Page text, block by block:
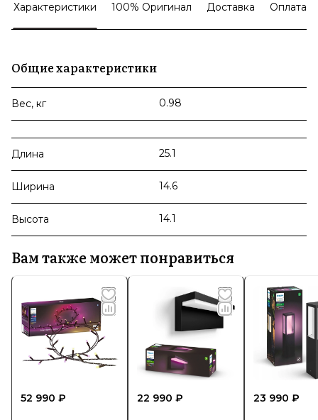
Характеристики 100% Оригинал Доставка Оплата
Общие характеристики
Вес, кг 0.98
Длина 25.1
Ширина 14.6
Высота 14.1
Вам также может понравиться
52 990 ₽ 22 990 ₽ 23 990 ₽